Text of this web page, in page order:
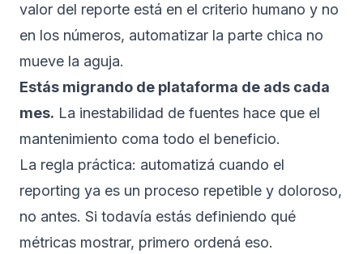
valor del reporte está en el criterio humano y no
en los números, automatizar la parte chica no
mueve la aguja.
Estás migrando de plataforma de ads cada
mes. La inestabilidad de fuentes hace que el
mantenimiento coma todo el beneficio.
La regla práctica: automatizá cuando el
reporting ya es un proceso repetible y doloroso,
no antes. Si todavía estás definiendo qué
métricas mostrar, primero ordená eso.